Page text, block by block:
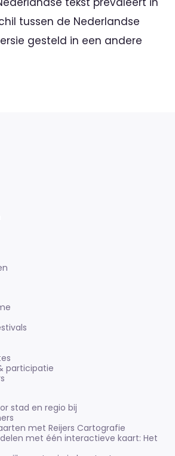
tussen de Nederlandse
gesteld in een andere
participatie
stad en regio bij
met Reijers Cartografie
met één interactieve kaart: Het